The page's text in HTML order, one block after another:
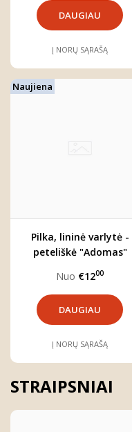
DAUGIAU
Į NORŲ SĄRAŠĄ
Naujiena
Pilka, lininė varlytė -
peteliškė "Adomas"
Nuo €1200
DAUGIAU
Į NORŲ SĄRAŠĄ
STRAIPSNIAI